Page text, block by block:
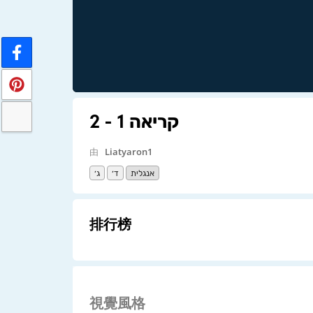
קריאה 1 - 2
由 Liatyaron1
ג׳ ד׳ אנגלית
排行榜
視覺風格